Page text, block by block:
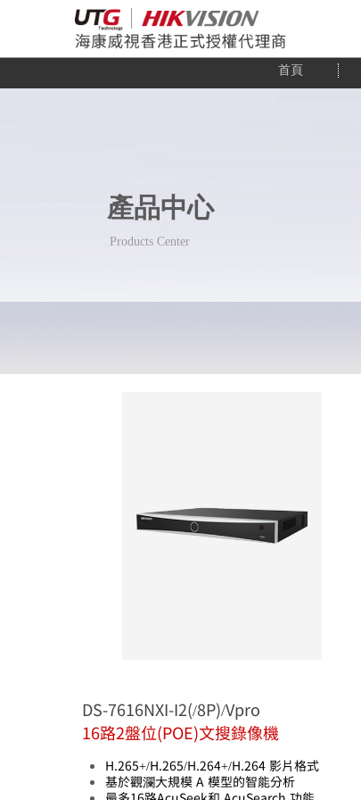
產品中心
Products Center
Products Center
DS-7616NXI-I2(/8P)/Vpro
16路2盤位(POE)文搜錄像機
H.265+/H.265/H.264+/H.264 影片格式
基於觀瀾大規模 A 模型的智能分析
首頁